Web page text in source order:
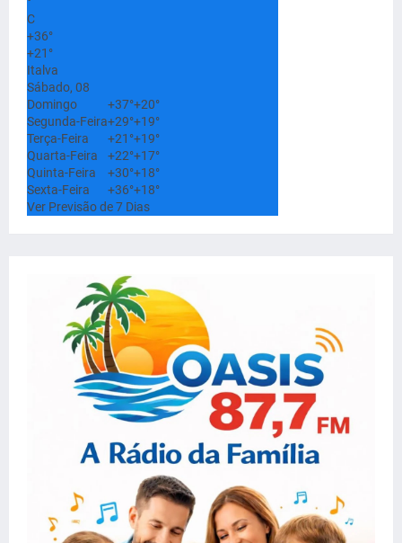
C
+36°
+21°
Italva
Sábado, 08
Domingo
+37°+20°
Segunda-Feira+29°+19°
Terça-Feira
+21°+19°
Quarta-Feira
+22°+17°
Quinta-Feira
+30°+18°
Sexta-Feira
+36°+18°
Ver Previsão de 7 Dias